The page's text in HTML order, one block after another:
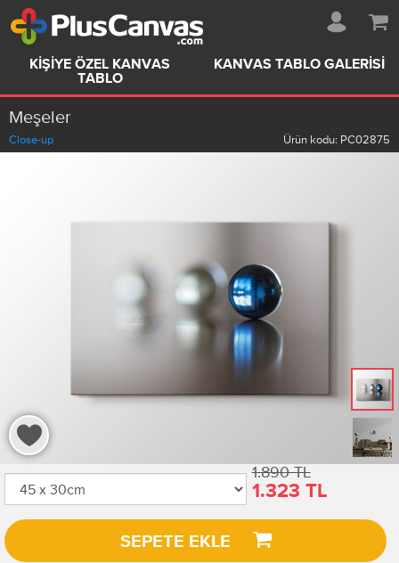
KIŞIYE ÖZEL KANVAS
TABLO
KANVAS TABLO GALERISI
Meşeler
Close-up Ürün kodu: PC02875
1.890 TL
1.323 TL
SEPETE EKLE